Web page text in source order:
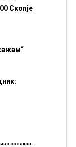
Скопје
со закон.